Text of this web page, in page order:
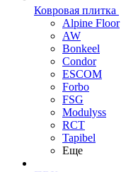
Ковровая плитка
Alpine Floor
AW
Bonkeel
Condor
ESCOM
Forbo
FSG
Modulyss
RCT
Tapibel
Еще